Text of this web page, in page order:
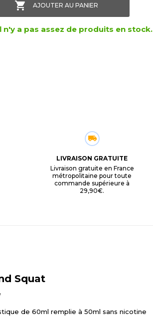
 AJOUTER AU PANIER
n'y a pas assez de produits en stock.
LIVRAISON GRATUITE
Livraison gratuite en France
métropolitaine pour toute
commande supérieure à
29,90€.
Squat
de 60ml remplie à 50ml sans nicotine